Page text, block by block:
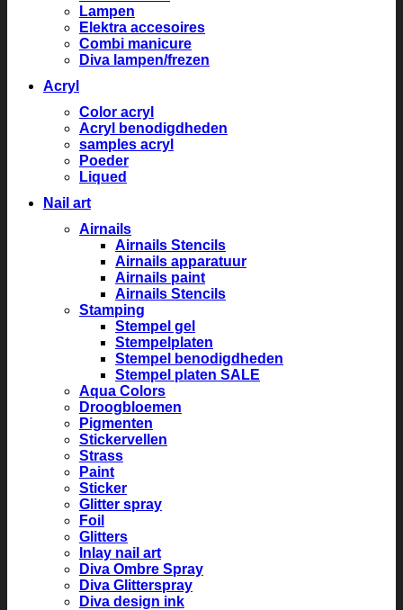
Lampen
Elektra accesoires
Combi manicure
Diva lampen/frezen
Acryl
Color acryl
Acryl benodigdheden
samples acryl
Poeder
Liqued
Nail art
Airnails
Airnails Stencils
Airnails apparatuur
Airnails paint
Airnails Stencils
Stamping
Stempel gel
Stempelplaten
Stempel benodigdheden
Stempel platen SALE
Aqua Colors
Droogbloemen
Pigmenten
Stickervellen
Strass
Paint
Sticker
Glitter spray
Foil
Glitters
Inlay nail art
Diva Ombre Spray
Diva Glitterspray
Diva design ink